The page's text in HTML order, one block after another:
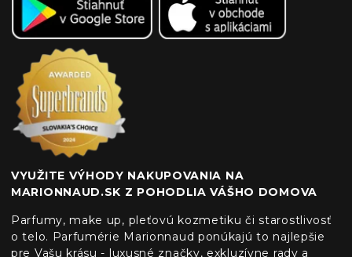
VYUŽITE VÝHODY NAKUPOVANIA NA
MARIONNAUD.SK Z POHODLIA VÁŠHO DOMOVA
Parfumy, make up, pleťovú kozmetiku či starostlivosť
o telo. Parfumérie Marionnaud ponúkajú to najlepšie
pre Vašu krásu - luxusné značky, exkluzívne rady a